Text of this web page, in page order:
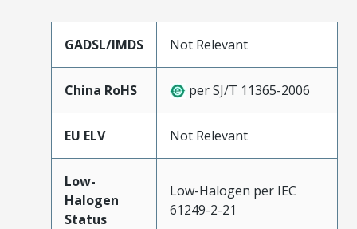
GADSL/IMDS Not Relevant
China RoHS per SJ/T 11365-2006
EU ELV Not Relevant
Low-
Halogen
Status
Low-Halogen per IEC
61249-2-21